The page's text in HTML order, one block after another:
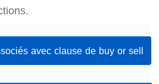
avec clause de buy or sell